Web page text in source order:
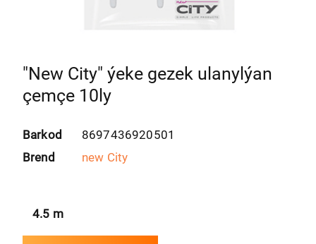
"New City" ýeke gezek ulanylýan
çemçe 10ly
Barkod
8697436920501
Brend
new City
4.5 m